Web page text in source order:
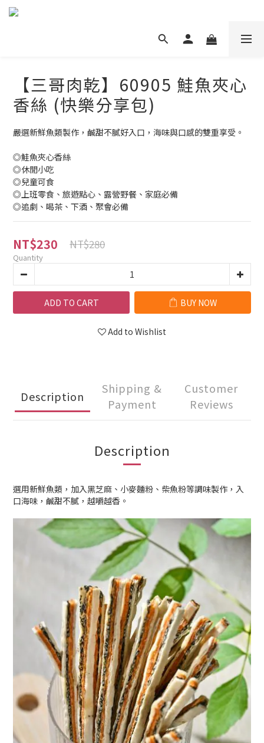
【三哥肉乾】60905 鮭魚夾心
香絲 (快樂分享包)
嚴選新鮮魚類製作，鹹甜不膩好入口，海味與口感的雙重享受。
◎鮭魚夾心香絲
◎休閒小吃
◎兒童可食
◎上班零食、旅遊點心、露營野餐、家庭必備
◎追劇、喝茶、下酒、聚會必備
NT$230 NT$280
Quantity
ADD TO CART BUY NOW
Add to Wishlist
Description
Shipping &
Payment
Customer
Reviews
Description
選用新鮮魚類，加入黑芝麻、小麥麵粉、柴魚粉等調味製作，入
口海味，鹹甜不膩，越嚼越香。